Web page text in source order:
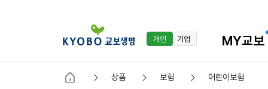
개인 기업 MY교보
상품 보험 어린이보험